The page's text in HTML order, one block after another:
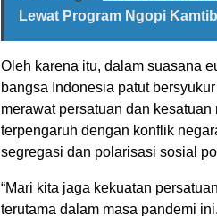
Lewat Program Ngopi
Oleh karena itu, dalam suasana
bangsa Indonesia patut
merawat persatuan dan
terpengaruh dengan konflik
segregasi dan polarisasi sosial
“Mari kita jaga kekuatan
terutama dalam masa pandemi